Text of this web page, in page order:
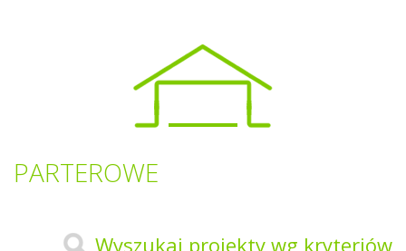
PARTEROWE
Wyszukaj projekty wg kryteriów